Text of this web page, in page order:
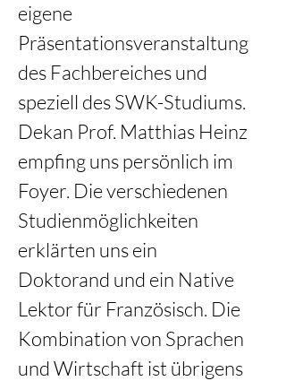
eigene
Präsentationsveranstaltung
des Fachbereiches und
speziell des SWK-Studiums.
Dekan Prof. Matthias Heinz
empfing uns persönlich im
Foyer. Die verschiedenen
Studienmöglichkeiten
erklärten uns ein
Doktorand und ein Native
Lektor für Französisch. Die
Kombination von Sprachen
und Wirtschaft ist übrigens